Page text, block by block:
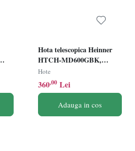
Hota telescopica Heinner
HTCH-MD600GBK,
Latime 60cm, Putere de
absorbtie 630m3/h, 2 trepte
de viteza, Lumina LED, 2
filtre aluminiu, Negru/Sticla
Hote
360,00 Lei
Adauga in cos